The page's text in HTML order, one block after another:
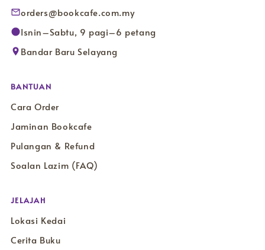
orders@bookcafe.com.my
Isnin–Sabtu, 9 pagi–6 petang
Bandar Baru Selayang
BANTUAN
Cara Order
Jaminan Bookcafe
Pulangan & Refund
Soalan Lazim (FAQ)
JELAJAH
Lokasi Kedai
Cerita Buku